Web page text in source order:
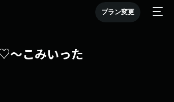
プラン変更
～こみいった